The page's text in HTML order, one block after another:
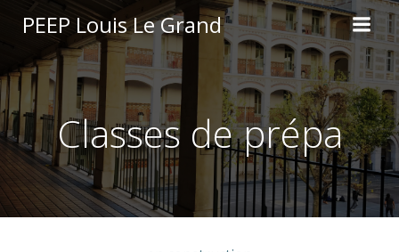
Aller
au
contenu
PEEP Louis Le Grand
Classes de prépa